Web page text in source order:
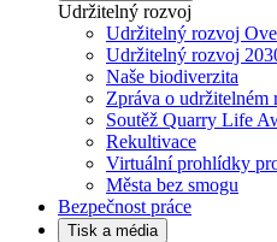
Udržitelný rozvoj
Udržitelný rozvoj
Udržitelný rozvoj
Naše biodiverzita
Zpráva o udržitelném
Soutěž Quarry Life
Rekultivace
Virtuální prohlídky
Města bez smogu
Bezpečnost práce
Tisk a média